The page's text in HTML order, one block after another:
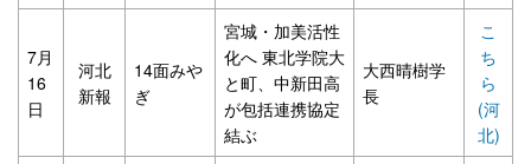
7月
16
日
河北
新報
14面みや
ぎ
宮城・加美活性
化へ 東北学院大
と町、中新田高
が包括連携協定
結ぶ
大西晴樹学
長
こ
ち
ら
(河
北)